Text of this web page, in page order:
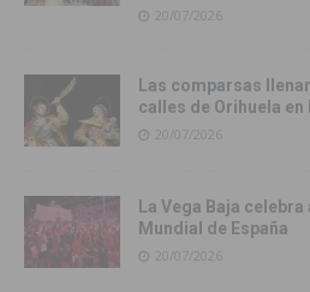
20/07/2026
Las comparsas
calles de Orihuela
20/07/2026
La Vega Baja
Mundial de España
20/07/2026